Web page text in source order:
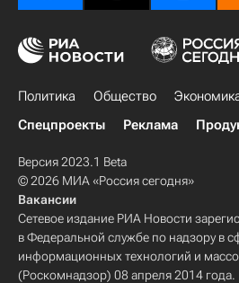
Политика Общество
Спецпроекты
Реклама
Версия 2023.1 Beta
© 2026 МИА «Россия сегодня»
Вакансии
Сетевое издание РИА Новости
в Федеральной службе по надзору в
информационных технологий и
(Роскомнадзор) 08 апреля 2014 года.